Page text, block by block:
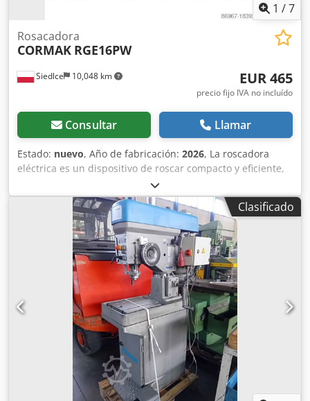
1 /7
Siedlce 10,048 km
Rosacadora
CORMAK RGE16PW
EUR 465
precio fijo IVA no incluído
Consultar Llamar
Estado: nuevo, Año de fabricación: 2026, La roscadora
eléctrica es un dispositivo de roscar compacto y eficiente,
utilizado tanto en grandes plantas de producción como en
pequeños talleres. Gracias al servoaccionamiento de alto
par y al cabezal giratorio, permite un corte de roscas
rápido y preciso. Equipada con un sistema de enfriamiento
por soplado, la máquina roscadora garantiza una
visibilidad óptima del orificio perforado. El brazo de
roscado tiene 2 modos de roscado: automático y manual,
además de una función de apriete. Descripción de la
máquina roscadora RGE16PW La roscadora eléctrica es un
dispositivo de roscado versátil que se puede utilizar tanto
en grandes plantas de producción como en pequeños
talleres. Su principal ventaja es que acorta el tiempo de la
operación de roscado, haciendo el proceso mucho más
eficiente. La roscadora tiene un diseño simple y compacto,
equipada con un cabezal giratorio, lo que aumenta sus
Clasificado